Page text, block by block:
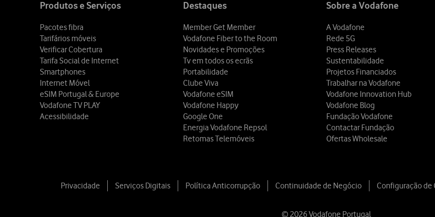
Produtos e Serviços
Pacotes fibra
Tarifários móveis
Verificar Cobertura
Tarifa Social de Internet
Smartphones
Internet Móvel
eSIM Portugal & Europe
Vodafone TV PLAY
Acessibilidade
Destaques
Member Get Member
Vodafone Fiber to the Room
Novidades e Promoções
Tv em todos os ecrãs
Portabilidade
Clube Viva
Vodafone eSIM
Vodafone Happy
Google One
Energia Vodafone Repsol
Retomas Telemóveis
Sobre a Vodafone
A Vodafone
Rede 5G
Press Releases
Sustentabilidade
Projetos Financiados
Trabalhar na Vodafone
Vodafone Innovation Hub
Vodafone Blog
Fundação Vodafone
Contactar Fundação
Ofertas Wholesale
Privacidade Serviços Digitais Política Anticorrupção Continuidade de Negócio Configuração de
© 2026 Vodafone Portugal